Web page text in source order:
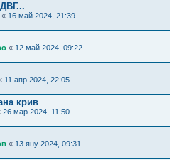
« 16 май 2024, 21:39
« 12 май 2024, 09:22
11 апр 2024, 22:05
крив
26 мар 2024, 11:50
« 13 яну 2024, 09:31